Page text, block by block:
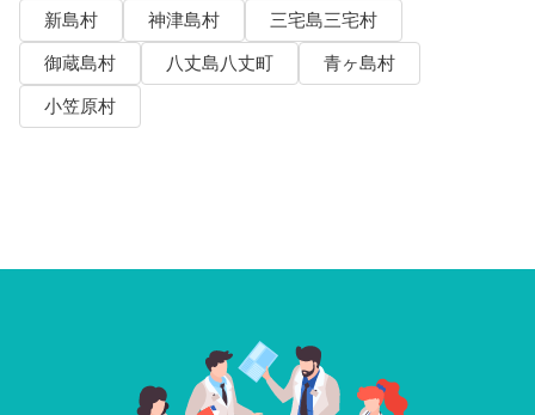
新島村
神津島村
三宅島三宅村
御蔵島村
八丈島八丈町
青ヶ島村
小笠原村